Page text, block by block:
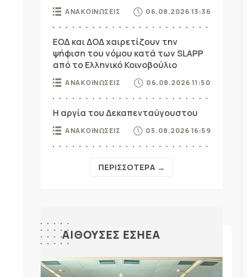
ΑΝΑΚΟΙΝΩΣΕΙΣ 06.08.2026 13:36
ΕΟΔ και ΔΟΔ χαιρετίζουν την
ψήφιση του νόμου κατά των SLAPP
από το Ελληνικό Κοινοβούλιο
ΑΝΑΚΟΙΝΩΣΕΙΣ 06.08.2026 11:50
Η αργία του Δεκαπενταύγουστου
ΑΝΑΚΟΙΝΩΣΕΙΣ 05.08.2026 16:59
ΠΕΡΙΣΣΟΤΕΡΑ →
ΑΙΘΟΥΣΕΣ ΕΣΗΕΑ